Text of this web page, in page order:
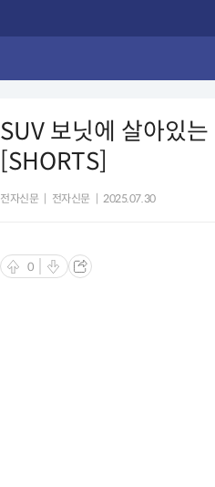
SUV 보닛에 살아있는
[SHORTS]
전자신문 전자신문 2025.07.30
0